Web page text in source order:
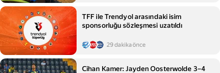
TFF ile Trendyol arasındaki isim
sponsorluğu sözleşmesi uzatıldı
29 dakika önce
Cihan Kamer: Jayden Oosterwolde 3–4